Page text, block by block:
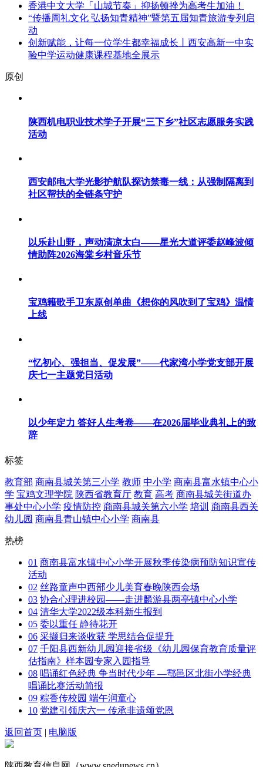
香港中文大学「山城节奏」抑扬顿挫为高考生加油！
“传播周礼文化 弘扬知青精神”暨第五届知青旅游专列启
动
创新赋能，让每一位学生都幸福成长丨西安高新一中实
验中学运动健康课程基地全展示
原创
陕西机电职业技术学子开展“三下乡”社区志愿服务实践
活动
西安邮电大学光影护航队探访禁毒一线：从强制隔离到
社区帮扶的全链条守护
以乐赴山野，声动清凉太白——星光大道评委赵峰波倾
情助阵2026海棠乡村音乐节
宝鸡籍歌手卫东原创单曲《想你的风吹到了宝鸡》温情
上线
“忆初心、强担当、促发展”——代家湾小学党支部开展
庆七一主题党日活动
以少年定力 答好人生考卷——在2026届毕业典礼上的致
辞
标签
教育部 商南县城关第三小学 教师 中小学 商南县富水镇中心小
学 宝鸡文理学院 陕西省教育厅 教育 高考 商南县城关街道办
事处中心小学 疫情防控 商南县城关第六小学 培训 商南县西关
幼儿园 商南县青山镇中心小学 商南县
热榜
01 商南县富水镇中心小学开展秋季传染病预防知识宣传
活动
02 丝路童声中西部少儿美育春晚陕西会场
03 协合心理进校园——走进麟游县两亭镇中心小学
04 清华大学2022级本科新生报到
05 委以重任 静待花开
06 采撷归来谈收获 学思结合促提升
07 千阳县西新幼儿园迎接省级《幼儿园保育教育质量评
估指南》样本园专家入园指导
08 唱诵红色经典 争当时代少年 —鄠邑区北街小学经典
唱诵比赛活动简报
09 粽香传校园 端午润童心
10 党建引领庆六一 传承非遗颂党恩
返回首页 | 电脑版